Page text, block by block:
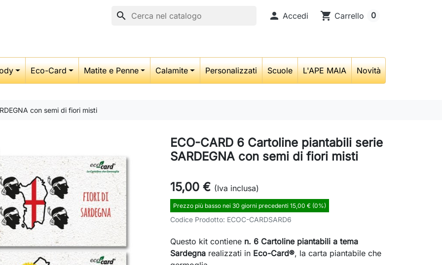
search  Accedi shopping_cart Carrello 0
Eco-Card Matite e Penne Calamite Personalizzati Scuole L'APE MAIA Novità
con semi di fiori misti
ECO-CARD 6 Cartoline piantabili serie
SARDEGNA con semi di fiori misti
15,00 € (Iva inclusa)
Prezzo più basso nei 30 giorni precedenti 15,00 € (0%)
Codice Prodotto: ECOC-CARDSARD6
Questo kit contiene n. 6 Cartoline piantabili a tema
Sardegna realizzati in Eco-Card®, la carta piantabile che